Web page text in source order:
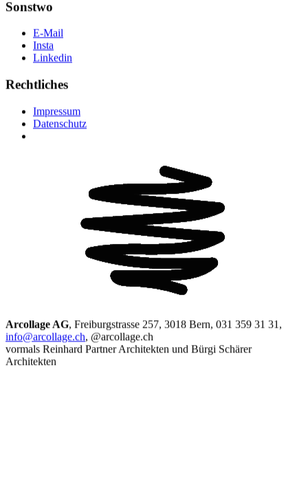
Sonstwo
E-Mail
Insta
Linkedin
Rechtliches
Impressum
Datenschutz
Arcollage AG, Freiburgstrasse 257, 3018 Bern, 031 359 31 31,
info@arcollage.ch, @arcollage.ch
vormals Reinhard Partner Architekten und Bürgi Schärer
Architekten